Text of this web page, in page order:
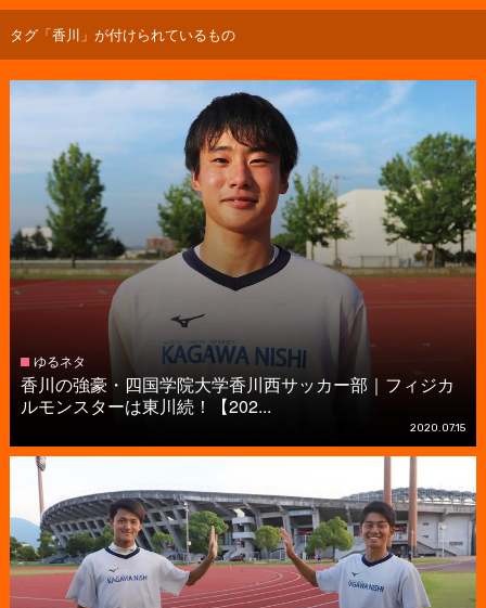
タグ「香川」が付けられているもの
ゆるネタ
香川の強豪・四国学院大学香川西サッカー部｜フィジカ
ルモンスターは東川続！【202...
2020.07.15